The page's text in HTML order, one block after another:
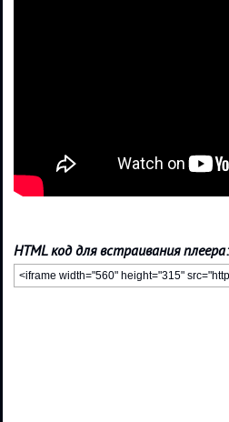
HTML код для встраивания плеера: